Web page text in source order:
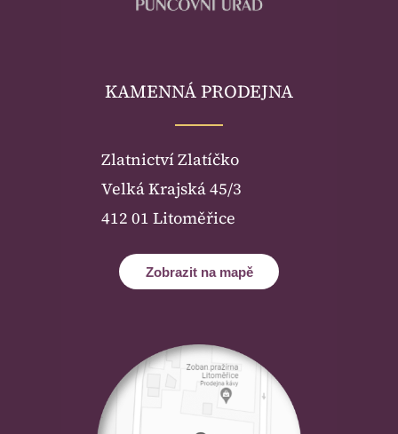
KAMENNÁ PRODEJNA
Zlatnictví Zlatíčko
Velká Krajská 45/3
412 01 Litoměřice
Zobrazit na mapě